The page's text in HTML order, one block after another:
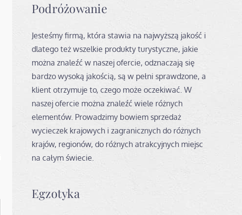
Podróżowanie
Jesteśmy firmą, która stawia na najwyższą jakość i
dlatego też wszelkie produkty turystyczne, jakie
można znaleźć w naszej ofercie, odznaczają się
bardzo wysoką jakością, są w pełni sprawdzone, a
klient otrzymuje to, czego może oczekiwać. W
naszej ofercie można znaleźć wiele różnych
elementów. Prowadzimy bowiem sprzedaż
wycieczek krajowych i zagranicznych do różnych
krajów, regionów, do różnych atrakcyjnych miejsc
na całym świecie.
Egzotyka